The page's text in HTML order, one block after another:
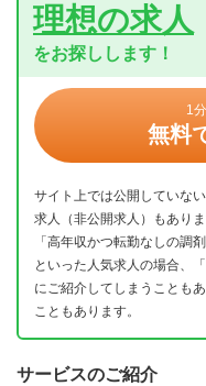
理想の求人
をお探しします！
1
無料
サイト上では公開していない
求人（非公開求人）もあり
「高年収かつ転勤なしの調
といった人気求人の場合、
にご紹介してしまうことも
こともあります。
サービスのご紹介